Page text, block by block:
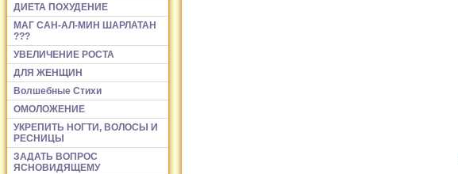
ДИЕТА ПОХУДЕНИЕ
МАГ САН-АЛ-МИН ШАРЛАТАН
???
УВЕЛИЧЕНИЕ РОСТА
ДЛЯ ЖЕНЩИН
Волшебные Стихи
ОМОЛОЖЕНИЕ
УКРЕПИТЬ НОГТИ, ВОЛОСЫ И
РЕСНИЦЫ
ЗАДАТЬ ВОПРОС
ЯСНОВИДЯЩЕМУ